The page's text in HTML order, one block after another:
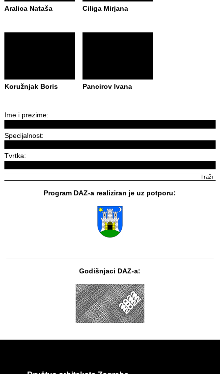
Aralica Nataša Ciliga Mirjana
Koružnjak Boris Pancirov Ivana
Ime i prezime:
Specijalnost:
Tvrtka:
Program DAZ-a realiziran je uz potporu:
Godišnjaci DAZ-a: